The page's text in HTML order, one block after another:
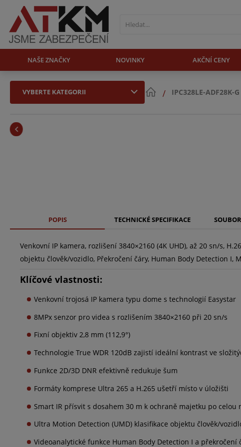
NAŠE ZNAČKY NOVINKY AKČNÍ CENY
VYBERTE KATEGORII IPC328LE-ADF28K-G
POPIS TECHNICKÉ SPECIFIKACE
Venkovní IP kamera, rozlišení 3840×2160 (4K UHD), až 20 sn/s,
objektu člověk/vozidlo, Překročení čáry, Human Body Detection I,
Klíčové vlastnosti:
Venkovní trojosá IP kamera typu dome s technologií Easystar
8MPx senzor pro videa s rozlišením 3840×2160 při 20 sn/s
Fixní objektiv 2,8 mm (112,9°)
Technologie True WDR 120dB zajistí ideální kontrast ve
Funkce 2D/3D DNR efektivně redukuje šum
Formáty komprese Ultra 265 a H.265 ušetří místo v úložišti
Smart IR přísvit s dosahem 30 m k ochraně majetku po celou
Ultra Motion Detection (UMD) klasifikace objektu člověk/
Videoanalytické funkce Human Body Detection I a překročení